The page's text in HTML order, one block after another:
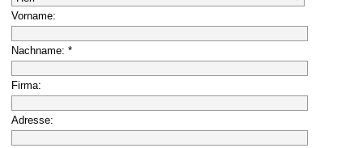
Vorname:
Nachname: *
Firma:
Adresse: